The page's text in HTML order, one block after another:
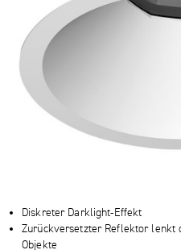
Diskreter Darklight-Effekt
Zurückversetzter Reflektor lenkt
Objekte